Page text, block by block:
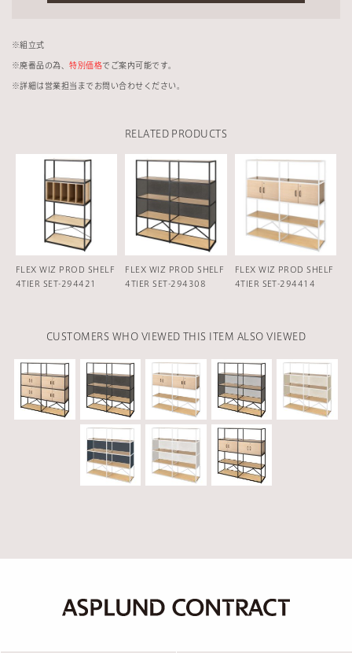
※組立式
※廃番品の為、特別価格でご案内可能です。
※詳細は営業担当までお問い合わせください。
RELATED PRODUCTS
FLEX WIZ PROD SHELF
4TIER SET-294421
FLEX WIZ PROD SHELF
4TIER SET-294308
FLEX WIZ PROD SHELF
4TIER SET-294414
CUSTOMERS WHO VIEWED THIS ITEM ALSO VIEWED